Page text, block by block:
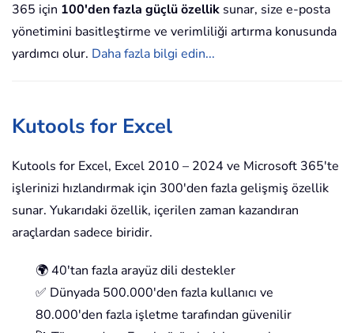
365 için 100'den fazla güçlü özellik sunar, size e-posta
yönetimini basitleştirme ve verimliliği artırma konusunda
yardımcı olur. Daha fazla bilgi edin...
Kutools for Excel
Kutools for Excel, Excel 2010 – 2024 ve Microsoft 365'te
işlerinizi hızlandırmak için 300'den fazla gelişmiş özellik
sunar. Yukarıdaki özellik, içerilen zaman kazandıran
araçlardan sadece biridir.
🌍 40'tan fazla arayüz dili destekler
✅ Dünyada 500.000'den fazla kullanıcı ve
80.000'den fazla işletme tarafından güvenilir